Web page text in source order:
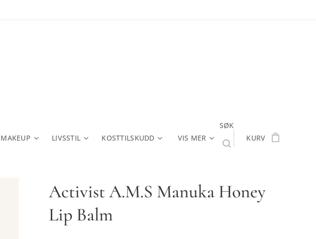
MAKEUP LIVSSTIL KOSTTILSKUDD VIS MER
SØK
KURV
Activist A.M.S Manuka Honey
Lip Balm